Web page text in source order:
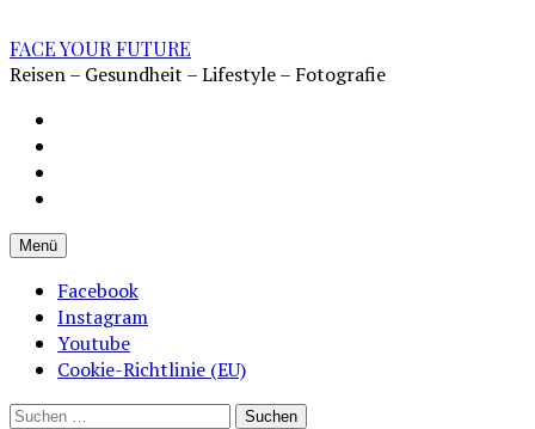
Inhalt
überspringen
FACE YOUR FUTURE
Reisen – Gesundheit – Lifestyle – Fotografie
(EU)
Menü
Facebook
Instagram
Youtube
Cookie-Richtlinie (EU)
Suchen